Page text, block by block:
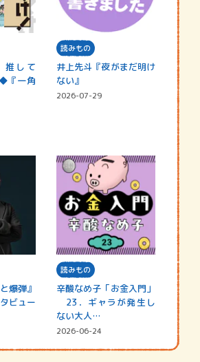
推して
『一角
読みもの
井上先斗『夜がまだ明け
ない』
2026-07-29
爆弾』
ビュー
読みもの
辛酸なめ子「お金入門」
23．ギャラが発生し
ない大人…
2026-06-24